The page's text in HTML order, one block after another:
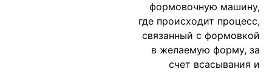
формовочную машину,
где происходит процесс,
связанный с формовкой
в желаемую форму, за
счет всасывания и